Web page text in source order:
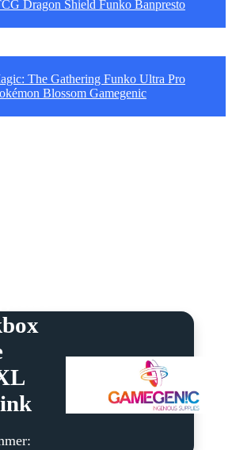
Dragon Shield Funko Banpresto
The Gathering Funko Ultra Pro
Blossom Gamegenic